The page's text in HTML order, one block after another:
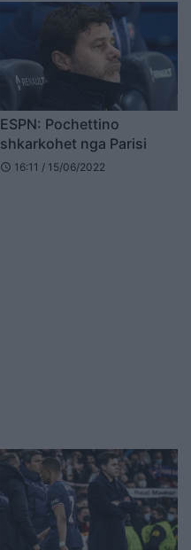
ESPN: Pochettino
shkarkohet nga Parisi
schedule 16:11 / 15/06/2022